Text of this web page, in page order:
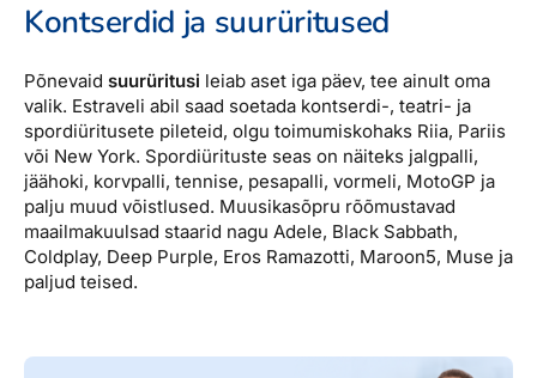
Kontserdid ja suurüritused
Põnevaid suurüritusi leiab aset iga päev, tee ainult oma
valik. Estraveli abil saad soetada kontserdi-, teatri- ja
spordiüritusete pileteid, olgu toimumiskohaks Riia, Pariis
või New York. Spordiürituste seas on näiteks jalgpalli,
jäähoki, korvpalli, tennise, pesapalli, vormeli, MotoGP ja
palju muud võistlused. Muusikasõpru rõõmustavad
maailmakuulsad staarid nagu Adele, Black Sabbath,
Coldplay, Deep Purple, Eros Ramazotti, Maroon5, Muse ja
paljud teised.